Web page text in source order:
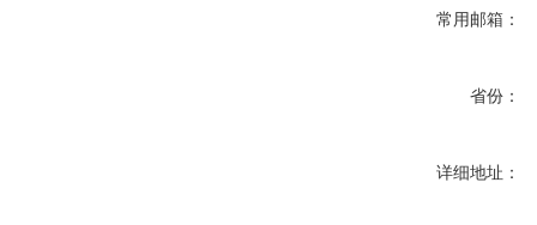
常用邮箱：
省份：
详细地址：